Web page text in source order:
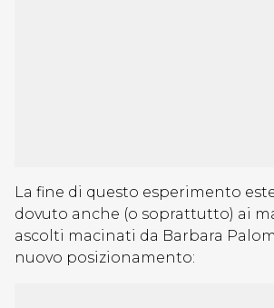
La fine di questo esperimento
dovuto anche (o soprattutto) ai
ascolti macinati da Barbara
nuovo posizionamento: